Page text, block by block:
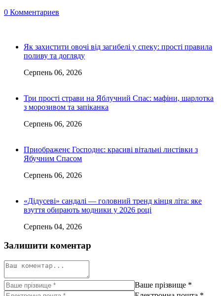
0 Комментариев
Як захистити овочі від загибелі у спеку: прості правила
поливу та догляду
Серпень 06, 2026
Три прості страви на Яблучний Спас: мафіни, шарлотка
з морозивом та запіканка
Серпень 06, 2026
Приображенє Господнє: красиві вітальні листівки з
Ябучним Спасом
Серпень 06, 2026
«Дідусеві» сандалі — головний тренд кінця літа: яке
взуття обирають модники у 2026 році
Серпень 04, 2026
Залишити коментар
Ваше прізвище *